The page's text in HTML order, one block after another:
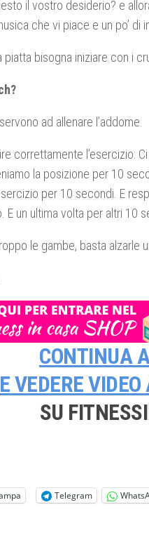
il vostro desiderio? e
che vi piace e un po’ di
piatta bisogna iniziare con i
ad allenare l’addome.
correttamente l’esercizio:
la posizione per 10
per 10 secondi. E
E un ultima volta per altri 10
le gambe, basta alzarle
CONTINUA
E VEDERE
SU
Telegram